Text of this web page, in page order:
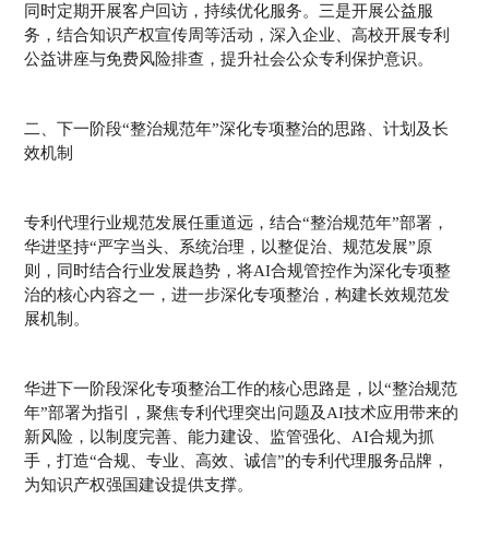
同时定期开展客户回访，持续优化服务。三是开展公益服
务，结合知识产权宣传周等活动，深入企业、高校开展专利
公益讲座与免费风险排查，提升社会公众专利保护意识。
二、下一阶段“整治规范年”深化专项整治的思路、计划及长
效机制
专利代理行业规范发展任重道远，结合“整治规范年”部署，
华进坚持“严字当头、系统治理，以整促治、规范发展”原
则，同时结合行业发展趋势，将AI合规管控作为深化专项整
治的核心内容之一，进一步深化专项整治，构建长效规范发
展机制。
华进下一阶段深化专项整治工作的核心思路是，以“整治规范
年”部署为指引，聚焦专利代理突出问题及AI技术应用带来的
新风险，以制度完善、能力建设、监管强化、AI合规为抓
手，打造“合规、专业、高效、诚信”的专利代理服务品牌，
为知识产权强国建设提供支撑。